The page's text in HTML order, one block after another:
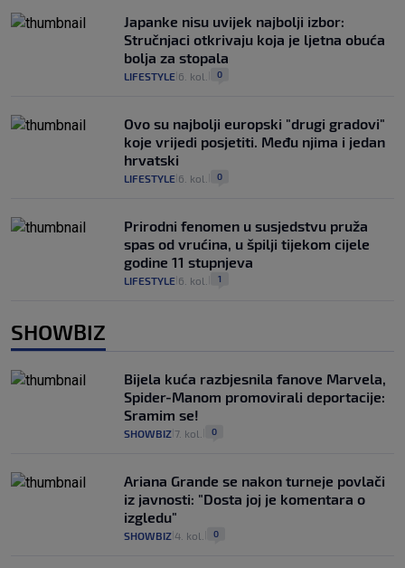
Japanke nisu uvijek najbolji izbor:
Stručnjaci otkrivaju koja je ljetna obuća
bolja za stopala
LIFESTYLE 6. kol. 0
Ovo su najbolji europski "drugi gradovi"
koje vrijedi posjetiti. Među njima i jedan
hrvatski
LIFESTYLE 6. kol. 0
Prirodni fenomen u susjedstvu pruža
spas od vrućina, u špilji tijekom cijele
godine 11 stupnjeva
LIFESTYLE 6. kol. 1
SHOWBIZ
Bijela kuća razbjesnila fanove Marvela,
Spider-Manom promovirali deportacije:
Sramim se!
SHOWBIZ 7. kol. 0
Ariana Grande se nakon turneje povlači
iz javnosti: "Dosta joj je komentara o
izgledu"
SHOWBIZ 4. kol. 0